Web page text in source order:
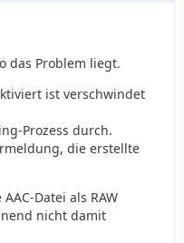
das Problem liegt.
ist verschwindet
Prozess durch.
die erstellte
Datei als RAW
nicht damit